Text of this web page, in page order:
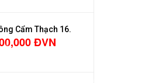
Cẩm Thạch 16.
ĐVN